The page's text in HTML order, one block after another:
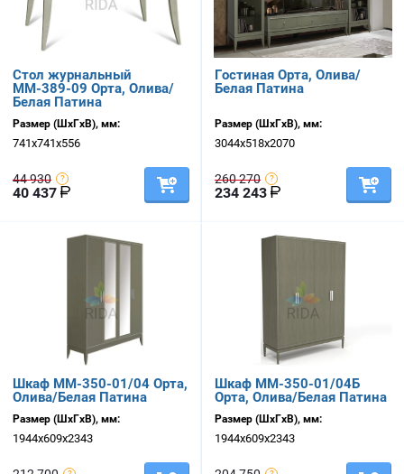
Стол журнальный
ММ-389-09 Орта, Олива/
Белая Патина
Размер (ШхГхВ), мм:
741х741х556
44 930
40 437
Гостиная Орта, Олива/
Белая Патина
Размер (ШхГхВ), мм:
3044х518х2070
260 270
234 243
Шкаф ММ-350-01/04 Орта,
Олива/Белая Патина
Размер (ШхГхВ), мм:
1944х609х2343
Шкаф ММ-350-01/04Б
Орта, Олива/Белая Патина
Размер (ШхГхВ), мм:
1944х609х2343